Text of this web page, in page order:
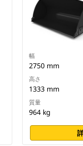
幅
2750 mm
高さ
1333 mm
質量
964 kg